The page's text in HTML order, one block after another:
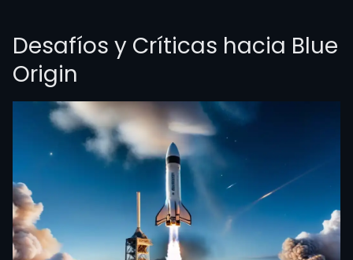
Desafíos y Críticas hacia Blue
Origin